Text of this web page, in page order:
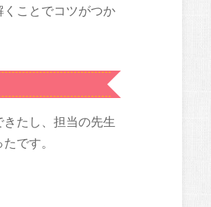
ことでコツがつか
たし、担当の先生
です。